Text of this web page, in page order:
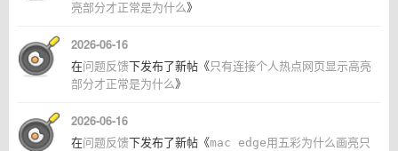
亮部分才正常是为什么》
2026-06-16
在问题反馈下发布了新帖《 只有连接个人热点网页显示高亮
部分才正常是为什么》
2026-06-16
在问题反馈下发布了新帖《mac edge用五彩为什么画亮只